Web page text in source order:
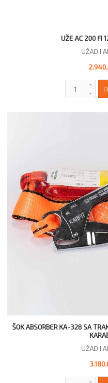
UŽE AC 200 FI
UŽAD I
ŠOK ABSORBER KA-328 SA
UŽAD I